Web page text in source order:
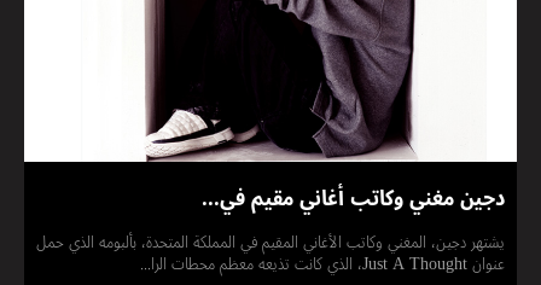
دجين مغني وكاتب أغاني مقيم في...
يشتهر دجين، المغني وكاتب الأغاني المقيم في المملكة المتحدة، بألبومه الذي حمل
عنوان Just A Thought، الذي كانت تذيعه معظم محطات الرا...